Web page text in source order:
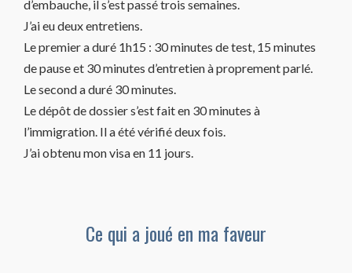
d’embauche, il s’est passé trois semaines.
J’ai eu deux entretiens.
Le premier a duré 1h15 : 30 minutes de test, 15 minutes
de pause et 30 minutes d’entretien à proprement parlé.
Le second a duré 30 minutes.
Le dépôt de dossier s’est fait en 30 minutes à
l’immigration. Il a été vérifié deux fois.
J’ai obtenu mon visa en 11 jours.
Ce qui a joué en ma faveur